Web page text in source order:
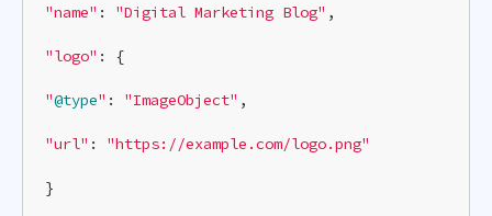
"name" : "Digital Marketing Blog" ,
"logo" : {
"@type" : "ImageObject" ,
"url" : "https://example.com/logo.png"
}